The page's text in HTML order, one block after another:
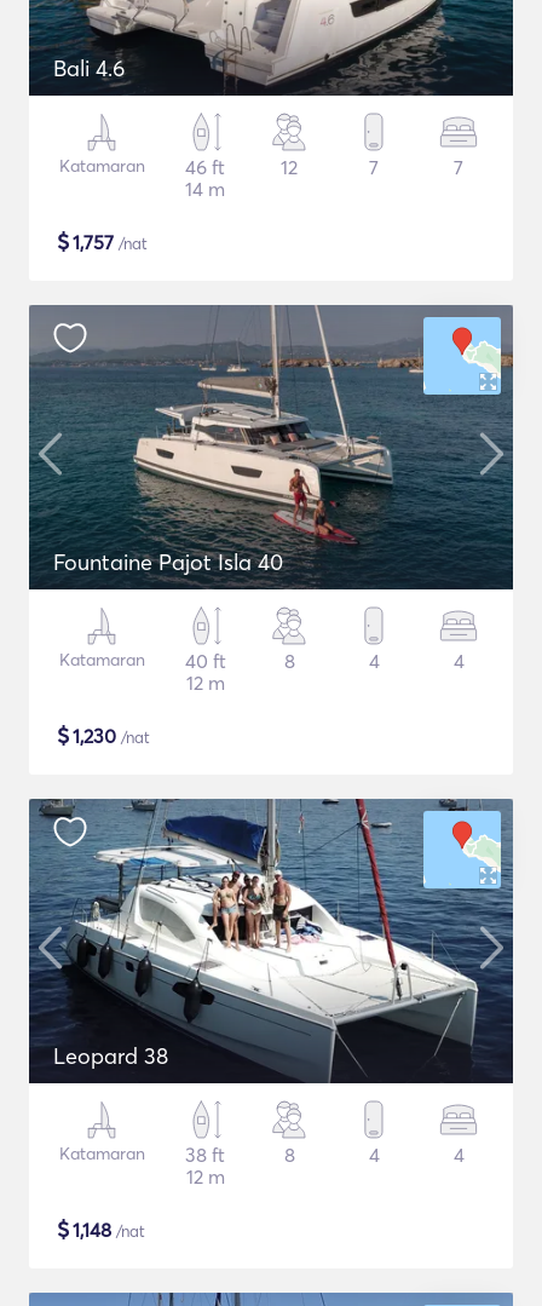
Bali 4.6
Katamaran
46 ft
14 m
12 7 7
$1,757 /nat
Fountaine Pajot Isla 40
Katamaran
40 ft
12 m
8 4 4
$1,230 /nat
Leopard 38
Katamaran
38 ft
12 m
8 4 4
$1,148 /nat